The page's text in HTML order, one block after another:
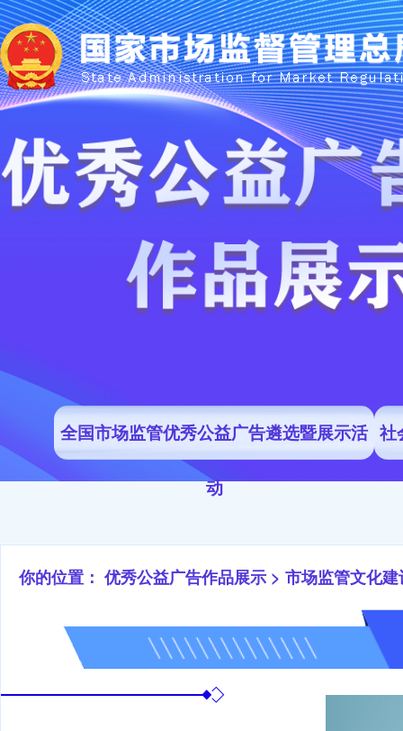
全国市场监管优秀公益广告遴选暨展示活
动
社
你的位置： 优秀公益广告作品展示 > 市场监管文化建